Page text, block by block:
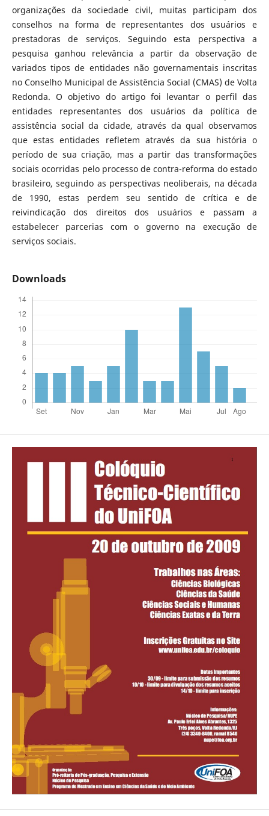
organizações da sociedade civil, muitas participam dos
conselhos na forma de representantes dos usuários e
prestadoras de serviços. Seguindo esta perspectiva a
pesquisa ganhou relevância a partir da observação de
variados tipos de entidades não governamentais inscritas
no Conselho Municipal de Assistência Social (CMAS) de Volta
Redonda. O objetivo do artigo foi levantar o perfil das
entidades representantes dos usuários da política de
assistência social da cidade, através da qual observamos
que estas entidades refletem através da sua história o
período de sua criação, mas a partir das transformações
sociais ocorridas pelo processo de contra-reforma do estado
brasileiro, seguindo as perspectivas neoliberais, na década
de 1990, estas perdem seu sentido de crítica e de
reivindicação dos direitos dos usuários e passam a
estabelecer parcerias com o governo na execução de
serviços sociais.
Downloads